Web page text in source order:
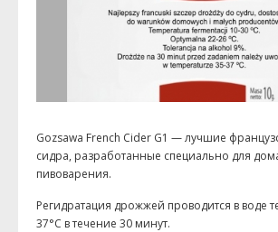
Gozsawa French Cider G1 — лучшие
сидра, разработанные специально для
пивоварения.
Регидратация дрожжей проводится в воде
37°C в течение 30 минут.